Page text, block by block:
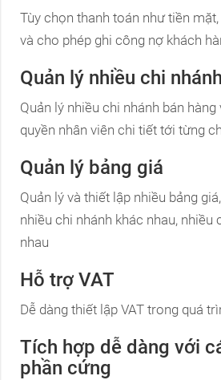
Tùy chọn thanh toán như tiền
và cho phép ghi công nợ khách
Quản lý nhiều chi
Quản lý nhiều chi nhánh bán
quyền nhân viên chi tiết tới từng
Quản lý bảng giá
Quản lý và thiết lập nhiều bảng
nhiều chi nhánh khác nhau, nhiều
nhau
Hỗ trợ VAT
Dễ dàng thiết lập VAT trong quá
Tích hợp dễ dàng với
phần cứng